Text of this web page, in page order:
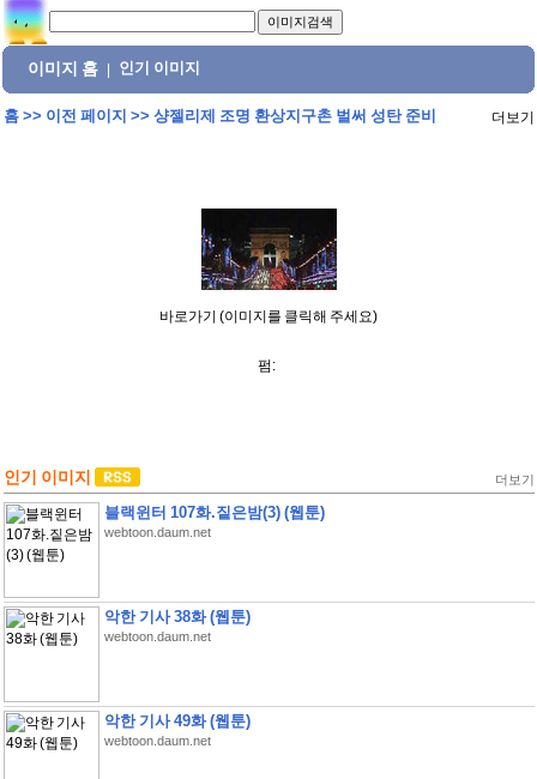
이미지 홈 인기 이미지
홈>> 이전 페이지 >> 샹젤리제 조명 환상지구촌 벌써 성탄 준비 더보기
바로가기 (이미지를 클릭해 주세요)
펌:
인기 이미지 더보기
블랙윈터 107화.짙은밤(3) (웹툰)
webtoon.daum.net
악한 기사 38화 (웹툰)
webtoon.daum.net
악한 기사 49화 (웹툰)
webtoon.daum.net